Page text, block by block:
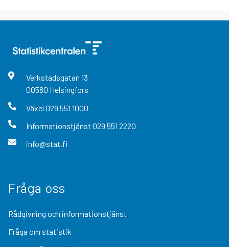
Verkstadsgatan 13
00580 Helsingfors
Växel 029 551 1000
Informationstjänst 029 551 2220
info@stat.fi
Fråga oss
Rådgivning och informationstjänst
Fråga om statistik